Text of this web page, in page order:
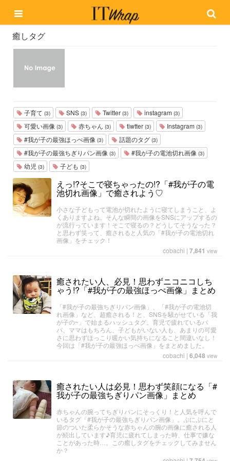
癒しタグ
子育て (3) SNS (3) Twitter (3) instagram (3)
可愛い画像 (3) 赤ちゃん (3) tiwtter (3) Instagram (3)
#我が子の最強ほっぺ画像 (3) 話題のタグ (3)
#我が子の最強ちぎりパン画像 (3) #我が子の電池切れ画像 (3)
幼児 (3) 子ども (3)
えっ!?そこで寝ちゃったの!?「#我が子の電
池切れ画像」で癒されよう♡
小さな子どもって電池が切れたように寝てしまうこと、よ
くありますよね。そんな瞬間の画像をSNSにアップするの
が流行っています！そこで寝るの？どうしてそうなった？
と思わず笑って、癒されると人気の「#我が子の電池切れ
画像」をチェック！
cobachi | 7,841 view
癒されたい人、必見！思わずニコニコしち
ゃう!?「#我が子の最強ほっぺ画像」まとめ
「#我が子の最強ちぎりパン画像」、「#我が子の電池切
れ画像」など、超癒される！と、SNSを騒がせている「我
が子の~」で始まるハッシュタグ。育児で疲れているパ
パ、ママはもちろん、子どもがいない人も、あまりの可愛
さに思わずほっこり暖かい気持ちになること間違いなし！
今回は「#我が子の最強ほっぺ画像」をまとめました。
cobachi | 6,048 view
癒されたい人は必見！思わず笑顔になる「#
我が子の最強ちぎりパン画像」まとめ
赤ちゃんの腕ってちぎりパンにそっくり！と人気を呼んで
いるタグ「#我が子の最強ちぎりパン画像」。ぷにぷにと
節のついた柔らかそうな赤ちゃんの腕の画像に癒される人
が続出しています♪育児に疲れてしまった時、仕事で嫌な
ことがあった時…。この癒しタグをチェックしてみません
か？